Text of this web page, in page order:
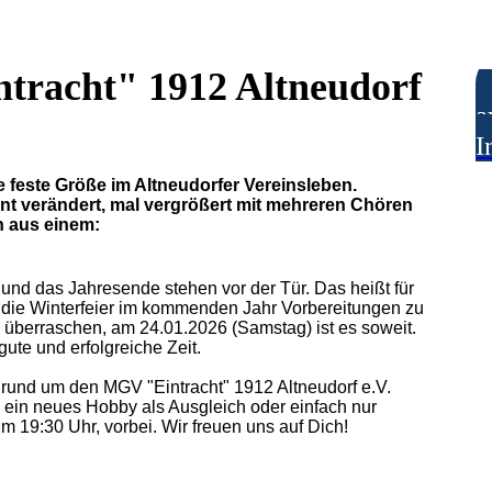
1912 Altneudorf
Größe im Altneudorfer Vereinsleben.
verändert, mal vergrößert mit mehreren Chören
aus einem:
das Jahresende stehen vor der Tür. Das heißt für
Winterfeier im kommenden Jahr Vorbereitungen zu
am 24.01.2026 (Samstag) ist es soweit.
und erfolgreiche Zeit.
um den MGV "Eintracht" 1912 Altneudorf e.V.
neues Hobby als Ausgleich oder einfach nur
19:30 Uhr, vorbei. Wir freuen uns auf Dich!